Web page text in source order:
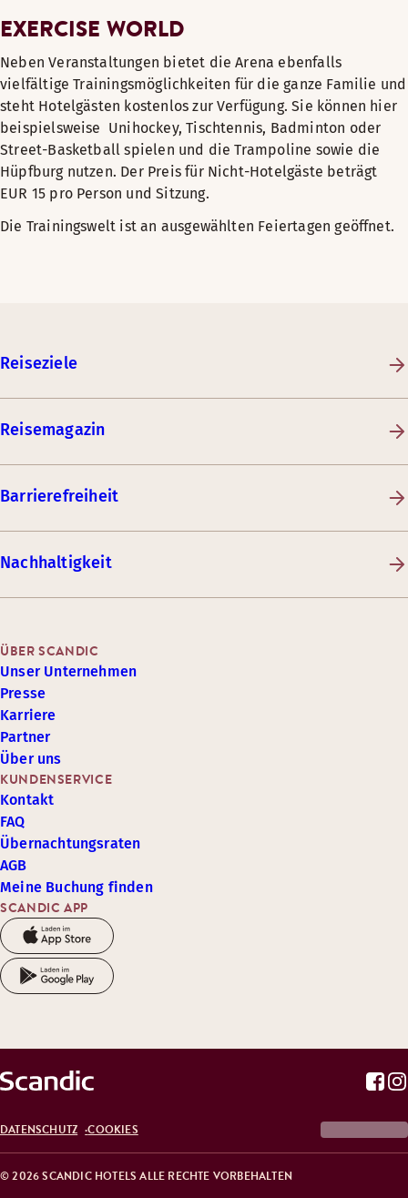
EXERCISE WORLD
Neben Veranstaltungen bietet die Arena ebenfalls
vielfältige Trainingsmöglichkeiten für die ganze Familie und
steht Hotelgästen kostenlos zur Verfügung. Sie können hier
beispielsweise Unihockey, Tischtennis, Badminton oder
Street-Basketball spielen und die Trampoline sowie die
Hüpfburg nutzen. Der Preis für Nicht-Hotelgäste beträgt
EUR 15 pro Person und Sitzung.
Die Trainingswelt ist an ausgewählten Feiertagen geöffnet.
Reiseziele
Reisemagazin
Barrierefreiheit
Nachhaltigkeit
SCANDIC APP
KUNDENSERVICE
Kontakt
FAQ
Übernachtungsraten
AGB
Meine Buchung finden
ÜBER SCANDIC
Unser Unternehmen
Presse
Karriere
Partner
Über uns
© 2026 SCANDIC HOTELS ALLE RECHTE VORBEHALTEN
DATENSCHUTZ COOKIES